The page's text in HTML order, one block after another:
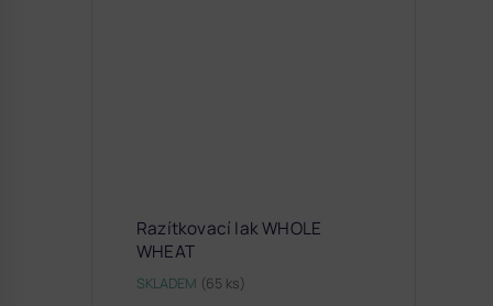
Razítkovací lak WHOLE
WHEAT
SKLADEM (65 ks)